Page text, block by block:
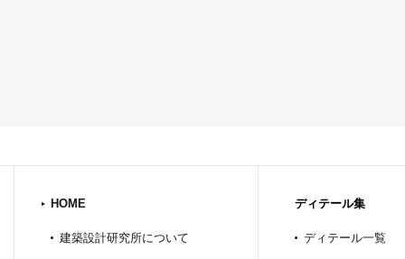
HOME
建築設計研究所について
ディテール集
ディテール一覧